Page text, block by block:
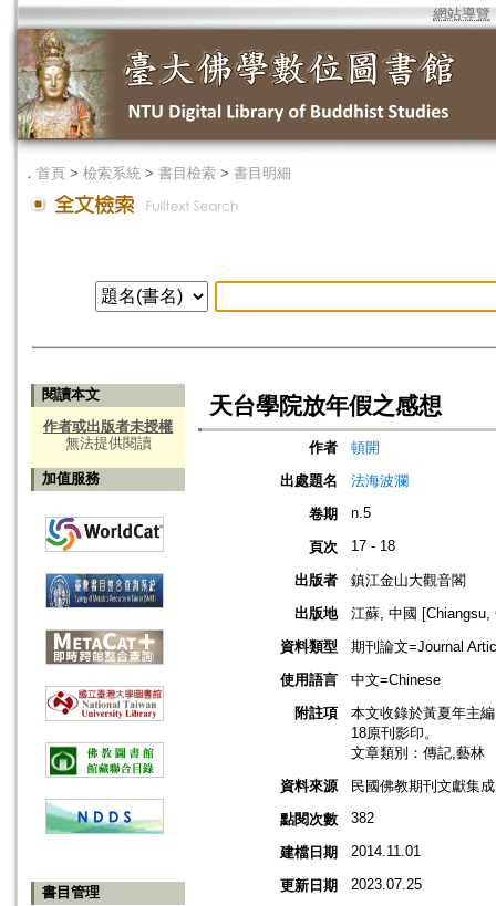
網站導覽
． 首頁 > 檢索系統 > 書目檢索 > 書目明細
閱讀本文
作者或出版者未授權
無法提供閱讀
加值服務
書目管理
天台學院放年假之感想
作者
頓開
出處題名
法海波瀾
卷期
n.5
頁次 17 - 18
出版者
鎮江金山大觀音閣
出版地
江蘇, 中國 [Chiangsu,
資料類型
期刊論文=Journal
使用語言
中文=Chinese
附註項
本文收錄於黃夏年主
18原刊影印。
文章類別：傳記,藝林
資料來源
民國佛教期刊文獻集
點閱次數
382
建檔日期 2014.11.01
更新日期 2023.07.25